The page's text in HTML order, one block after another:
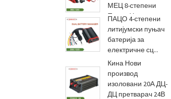
МЕЦ 8-степени
Повер Ц...
ПАЦО 4-степени
литијумски пуњач
батерија за
електричне сц...
Кина Нови
производ
изоловани 20А ДЦ-
ДЦ претварач 24В